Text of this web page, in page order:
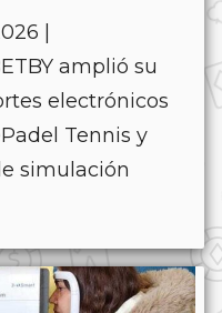
|
amplió su
electrónicos
Tennis y
simulación